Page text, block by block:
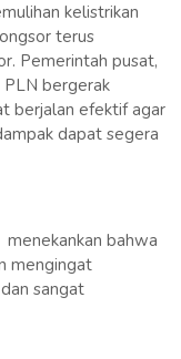
kelistrikan
terus
Pemerintah pusat,
PLN bergerak
berjalan efektif agar
dapat segera
bahwa
mengingat
sangat